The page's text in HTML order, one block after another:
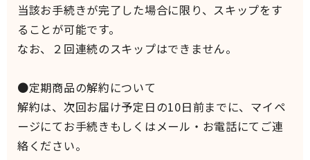
当該お手続きが完了した場合に限り、スキップをす
ることが可能です。
なお、２回連続のスキップはできません。
●定期商品の解約について
解約は、次回お届け予定日の10日前までに、マイペ
ージにてお手続きもしくはメール・お電話にてご連
絡ください。